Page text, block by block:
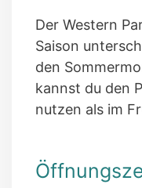
Der Western
Saison
den
kannst du den
nutzen als im